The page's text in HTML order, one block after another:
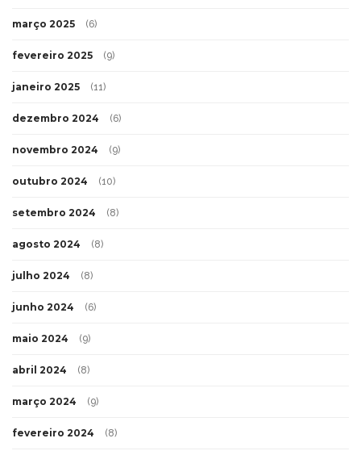
março 2025 (6)
fevereiro 2025 (9)
janeiro 2025 (11)
dezembro 2024 (6)
novembro 2024 (9)
outubro 2024 (10)
setembro 2024 (8)
agosto 2024 (8)
julho 2024 (8)
junho 2024 (6)
maio 2024 (9)
abril 2024 (8)
março 2024 (9)
fevereiro 2024 (8)